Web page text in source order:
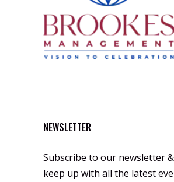
NEWSLETTER
Subscribe to our newsletter &
keep up with all the latest